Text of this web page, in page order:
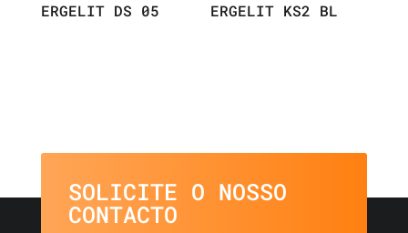
ERGELIT DS 05 ERGELIT KS2 BL
SOLICITE O NOSSO
CONTACTO